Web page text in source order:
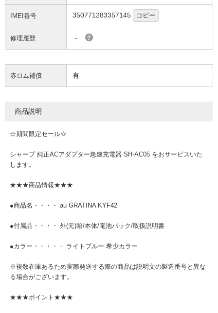
IMEI番号 350771283357145 コピー
修理履歴 － ?
赤ロム補償 有
商品説明
☆期間限定セール☆
シャープ 純正ACアダプター急速充電器 SH-AC05 をおサービスいた
します。
★★★商品情報★★★
●商品名・・・・ au GRATINA KYF42
●付属品・・・・ 外(元)箱/本体/電池パック/取扱説明書
●カラー・・・・・ ライトブルー 希少カラー
※複数在庫あるため実際発送する際の商品は説明文の製造番号と異な
る場合がございます。
★★★ポイント★★★